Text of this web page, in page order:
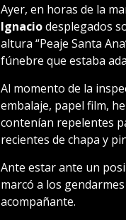
Ayer, en horas de la
Ignaciodesplegados
altura “Peaje Santa
fúnebre que estaba
Al momento de la
embalaje, papel film,
contenían repelentes
recientes de chapa y
Ante estar ante un
marcó a los
acompañante.